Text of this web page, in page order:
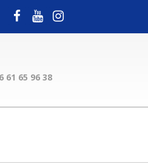
61 65 96 38